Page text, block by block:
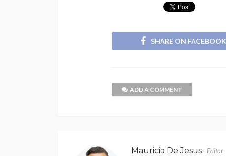
SHARE ON FACEBOOK
ADD A COMMENT
Mauricio De Jesus Editor